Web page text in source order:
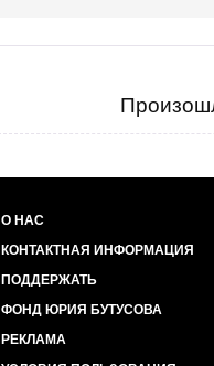
О НАС
КОНТАКТНАЯ ИНФОРМАЦИЯ
ПОДДЕРЖАТЬ
ФОНД ЮРИЯ БУТУСОВА
РЕКЛАМА